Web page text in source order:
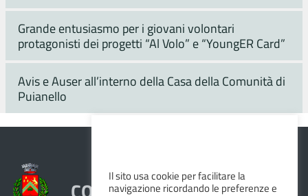
Grande entusiasmo per i giovani volontari
protagonisti dei progetti “Al Volo” e “YoungER Card”
Avis e Auser all’interno della Casa della Comunità di
Puianello
Il sito usa cookie per facilitare la
navigazione ricordando le preferenze e